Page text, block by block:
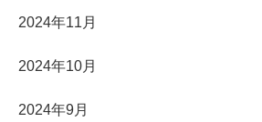
2024年11月
2024年10月
2024年9月